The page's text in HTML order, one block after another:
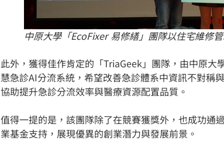
中原大學「EcoFixer 易修繕」團隊以住宅維修
此外，獲得佳作肯定的「TriaGeek」團隊，由中原
慧急診AI分流系統，希望改善急診體系中資訊不對稱
協助提升急診分流效率與醫療資源配置品質。
值得一提的是，該團隊除了在競賽獲獎外，也成功
業基金支持，展現優異的創業潛力與發展前景。